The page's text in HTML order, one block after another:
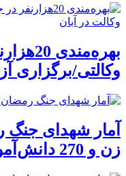
وکالتی/برگزاری
زن و 270 دانش‌آموز